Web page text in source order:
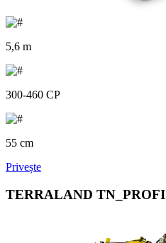
5,6 m
300-460 CP
55 cm
Privește
TERRALAND TN_PROFI